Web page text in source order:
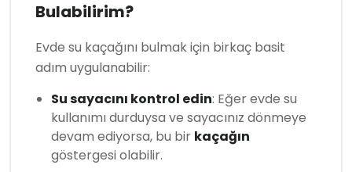
Bulabilirim?
Evde su kaçağını bulmak için birkaç basit
adım uygulanabilir:
Su sayacını kontrol edin: Eğer evde su
kullanımı durduysa ve sayacınız dönmeye
devam ediyorsa, bu bir kaçağın
göstergesi olabilir.